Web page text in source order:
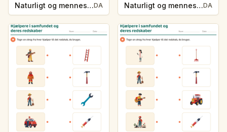
Naturligt og menneskeskabtDA Naturligt og menneskeskabtDA